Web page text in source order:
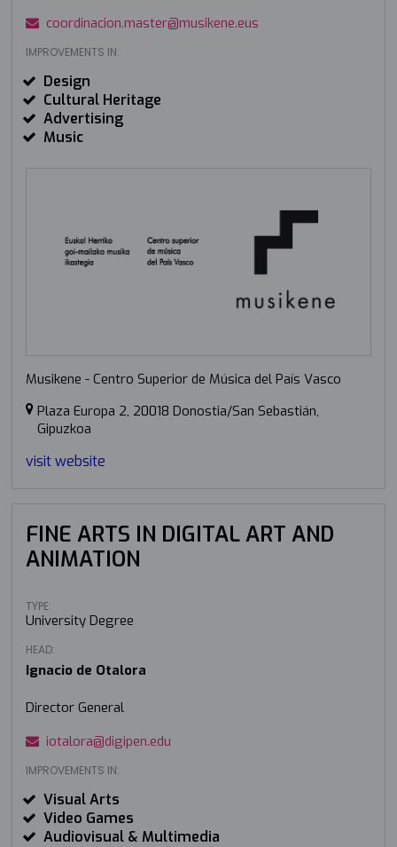
coordinacion.master@musikene.eus
IMPROVEMENTS IN:
Design
Cultural Heritage
Advertising
Music
Musikene - Centro Superior de Música del País Vasco
Plaza Europa 2, 20018 Donostia/San Sebastián,
Gipuzkoa
visit website
FINE ARTS IN DIGITAL ART AND
ANIMATION
TYPE:
University Degree
HEAD:
Ignacio de Otalora
Director General
iotalora@digipen.edu
IMPROVEMENTS IN:
Visual Arts
Video Games
Audiovisual & Multimedia